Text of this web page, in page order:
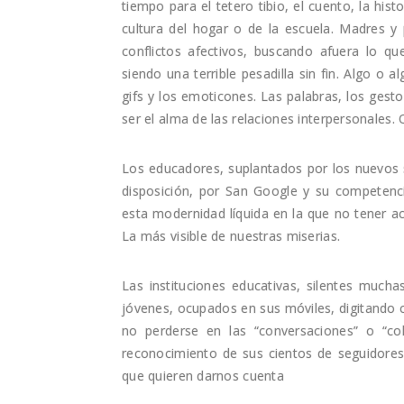
tiempo para el tetero tibio, el cuento, la
cultura del hogar o de la escuela. Madres
conflictos afectivos, buscando afuera lo
siendo una terrible pesadilla sin fin. Algo o
gifs y los emoticones. Las palabras, los
ser el alma de las relaciones
Los educadores, suplantados por los
disposición, por San Google y su
esta modernidad líquida en la que no tener
La más visible de nuestras miserias.
Las instituciones educativas, silentes
jóvenes, ocupados en sus móviles, digitando
no perderse en las “conversaciones” o
reconocimiento de sus cientos de
que quieren darnos cuenta